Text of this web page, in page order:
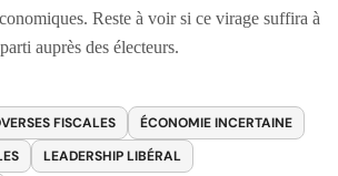
Reste à voir si ce virage suffira à
auprès des électeurs.
FISCALES
ÉCONOMIE INCERTAINE
LEADERSHIP LIBÉRAL